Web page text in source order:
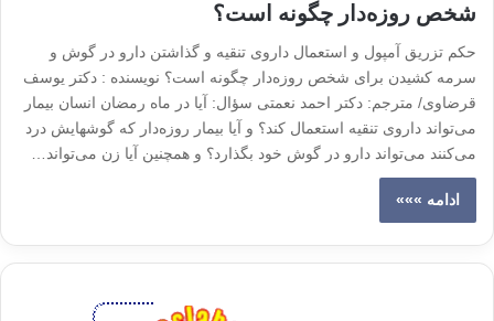
شخص روزه‌دار چگونه است؟
حکم تزریق آمپول و استعمال داروی تنقیه و گذاشتن دارو در گوش و
سرمه کشیدن برای شخص روزه‌دار چگونه است؟ نویسنده : دکتر یوسف
قرضاوی/ مترجم: دکتر احمد نعمتی سؤال: آیا در ماه رمضان انسان بیمار
می‌تواند داروی تنقیه استعمال کند؟ و آیا بیمار روزه‌دار که گوشهایش درد
می‌کنند می‌تواند دارو در گوش خود بگذارد؟ و همچنین آیا زن می‌تواند…
ادامه »»»